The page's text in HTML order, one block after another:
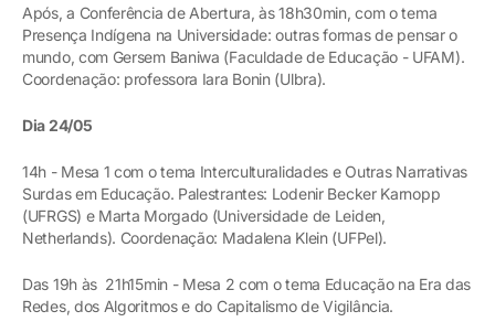
Após, a Conferência de Abertura, às 18h30min, com o tema
Presença Indígena na Universidade: outras formas de pensar o
mundo, com Gersem Baniwa (Faculdade de Educação - UFAM).
Coordenação: professora Iara Bonin (Ulbra).
Dia 24/05
14h - Mesa 1 com o tema Interculturalidades e Outras Narrativas
Surdas em Educação. Palestrantes: Lodenir Becker Karnopp
(UFRGS) e Marta Morgado (Universidade de Leiden,
Netherlands). Coordenação: Madalena Klein (UFPel).
Das 19h às 21h15min - Mesa 2 com o tema Educação na Era das
Redes, dos Algoritmos e do Capitalismo de Vigilância.